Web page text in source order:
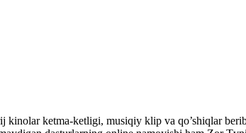
ketma-ketligi, musiqiy klip va qo’shiqlar